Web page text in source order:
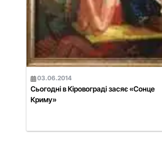
03.06.2014
Сьогодні в Кіровограді засяє «Сонце
Криму»